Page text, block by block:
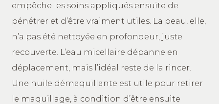
empêche les soins appliqués ensuite de
pénétrer et d’être vraiment utiles. La peau, elle,
n’a pas été nettoyée en profondeur, juste
recouverte. L’eau micellaire dépanne en
déplacement, mais l’idéal reste de la rincer.
Une huile démaquillante est utile pour retirer
le maquillage, à condition d’être ensuite